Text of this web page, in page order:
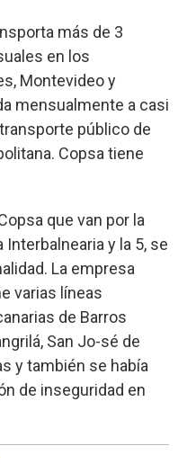
más de 3
en los
Montevideo y
mensualmente a casi
público de
Copsa tiene
que van por la
Interbalnearia y la 5, se
La empresa
varias líneas
de Barros
San Jo-sé de
y también se había
de inseguridad en